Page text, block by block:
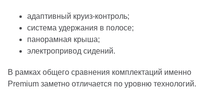
адаптивный круиз-контроль;
система удержания в полосе;
панорамная крыша;
электропривод сидений.
В рамках общего сравнения комплектаций именно
Premium заметно отличается по уровню технологий.